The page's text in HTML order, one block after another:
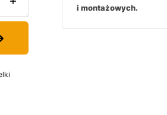
i montażowych.